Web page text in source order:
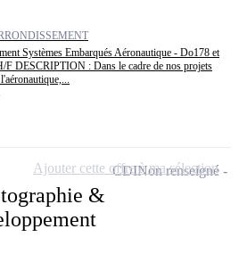
Systèmes Embarqués Aéronautique - Do178 et
F DESCRIPTION : Dans le cadre de nos projets
&
CDINon renseigné
Ajouter cette offre à ma sélection